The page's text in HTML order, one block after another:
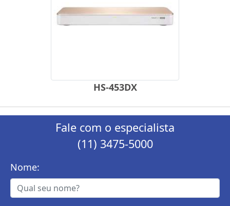
HS-453DX
Fale com o especialista
(11) 3475-5000
Nome: